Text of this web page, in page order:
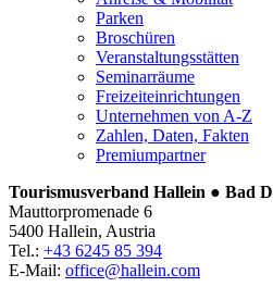
Parken
Broschüren
Veranstaltungsstätten
Seminarräume
Freizeiteinrichtungen
Unternehmen von A-Z
Zahlen, Daten, Fakten
Premiumpartner
Tourismusverband Hallein ● Bad
Mauttorpromenade 6
5400 Hallein, Austria
Tel.: +43 6245 85 394
E-Mail: office@hallein.com